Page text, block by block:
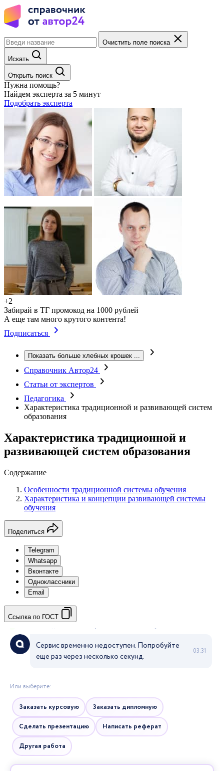
Очистить поле поиска
Искать
Открыть поиск
Нужна помощь?
Найдем эксперта за 5 минут
Подобрать эксперта
+2
Забирай в ТГ промокод на 1000 рублей
А еще там много крутого контента!
Подписаться
Показать больше хлебных крошек ...
Справочник Автор24
Статьи от экспертов
Педагогика
Характеристика традиционной и развивающей систем
образования
Характеристика традиционной и
развивающей систем образования
Содержание
Особенности традиционной системы обучения
Характеристика и концепции развивающей системы
обучения
Поделиться
Telegram
Whatsapp
Вконтакте
Одноклассники
Email
Ссылка по ГОСТ